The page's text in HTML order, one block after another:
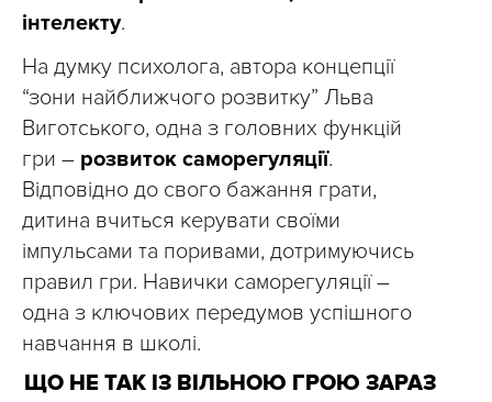
інтелекту.
На думку психолога, автора концепції
“зони найближчого розвитку” Льва
Виготського, одна з головних функцій
гри – розвиток саморегуляції.
Відповідно до свого бажання грати,
дитина вчиться керувати своїми
імпульсами та поривами, дотримуючись
правил гри. Навички саморегуляції –
одна з ключових передумов успішного
навчання в школі.
ЩО НЕ ТАК ІЗ ВІЛЬНОЮ ГРОЮ ЗАРАЗ